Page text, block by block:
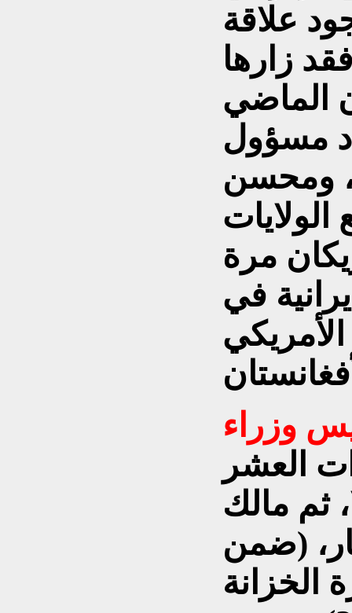
علاقة
زارها
الماضي
مسؤول
ومحسن
الولايات
مرة
في
وزراء
العشر
ثم مالك
(ضمن
الخزانة